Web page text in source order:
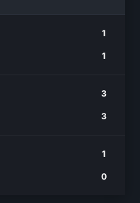
1
1
3
3
1
0